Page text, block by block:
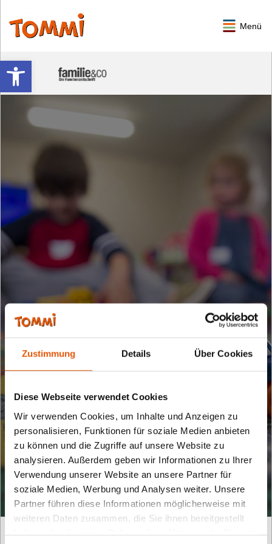
Zustimmung Details Über Cookies
Diese Webseite verwendet Cookies
Wir verwenden Cookies, um Inhalte und Anzeigen zu
personalisieren, Funktionen für soziale Medien anbieten
zu können und die Zugriffe auf unsere Website zu
analysieren. Außerdem geben wir Informationen zu Ihrer
Verwendung unserer Website an unsere Partner für
soziale Medien, Werbung und Analysen weiter. Unsere
Partner führen diese Informationen möglicherweise mit
weiteren Daten zusammen, die Sie ihnen bereitgestellt
Werkzeugleiste öffnen
Menü
Archiv